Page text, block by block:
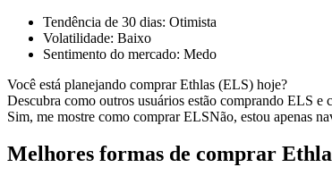
Derivativos de ações, câmbio, metais preciosos e
Tendência de 30 dias: Otimista
Volatilidade: Baixo
Sentimento do mercado: Medo
Você está planejando comprar Ethlas (ELS) hoje?
Descubra como outros usuários estão comprando ELS e
Sim, me mostre como comprar ELSNão, estou apenas
Melhores formas de comprar